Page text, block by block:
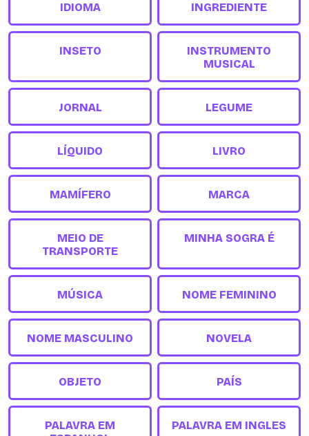
IDIOMA INGREDIENTE
INSETO
INSTRUMENTO
MUSICAL
JORNAL LEGUME
LÍQUIDO LIVRO
MAMÍFERO MARCA
MEIO DE
TRANSPORTE
MINHA SOGRA É
MÚSICA NOME FEMININO
NOME MASCULINO NOVELA
OBJETO PAÍS
PALAVRA EM
PALAVRA EM INGLES